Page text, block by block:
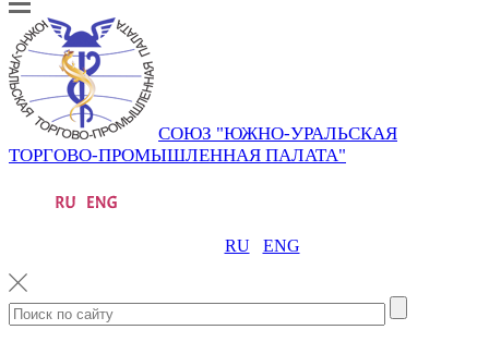
СОЮЗ "ЮЖНО-УРАЛЬСКАЯ
ТОРГОВО-ПРОМЫШЛЕННАЯ ПАЛАТА"
RU ENG